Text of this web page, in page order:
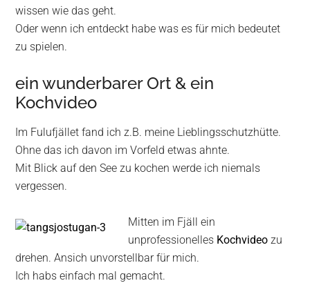
wissen wie das geht.
Oder wenn ich entdeckt habe was es für mich bedeutet
zu spielen.
ein wunderbarer Ort & ein
Kochvideo
Im Fulufjället fand ich z.B. meine Lieblingsschutzhütte.
Ohne das ich davon im Vorfeld etwas ahnte.
Mit Blick auf den See zu kochen werde ich niemals
vergessen.
Mitten im Fjäll ein
unprofessionelles Kochvideo zu
drehen. Ansich unvorstellbar für mich.
Ich habs einfach mal gemacht.